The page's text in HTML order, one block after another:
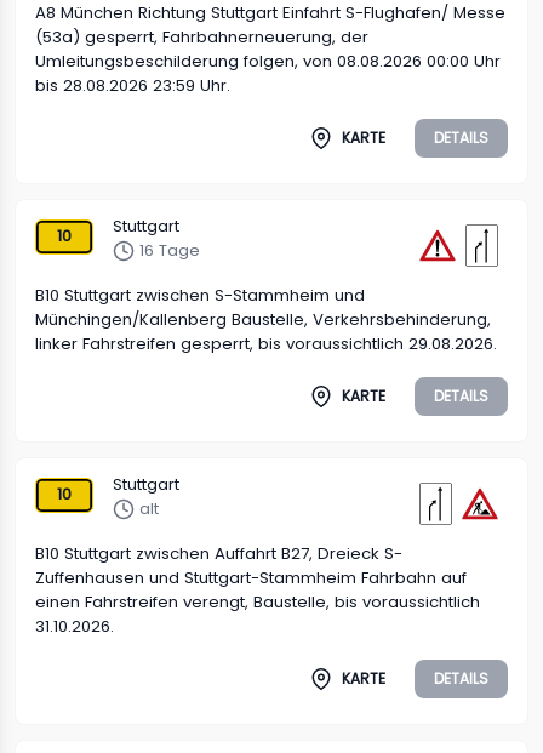
A8 München Richtung Stuttgart Einfahrt S-Flughafen/ Messe
(53a) gesperrt, Fahrbahnerneuerung, der
Umleitungsbeschilderung folgen, von 08.08.2026 00:00 Uhr
bis 28.08.2026 23:59 Uhr.
KARTE DETAILS
10
Stuttgart
16 Tage
B10 Stuttgart zwischen S-Stammheim und
Münchingen/Kallenberg Baustelle, Verkehrsbehinderung,
linker Fahrstreifen gesperrt, bis voraussichtlich 29.08.2026.
KARTE DETAILS
10
Stuttgart
alt
B10 Stuttgart zwischen Auffahrt B27, Dreieck S-
Zuffenhausen und Stuttgart-Stammheim Fahrbahn auf
einen Fahrstreifen verengt, Baustelle, bis voraussichtlich
31.10.2026.
KARTE DETAILS